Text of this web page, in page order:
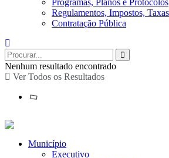
Programas, Planos e Protocolos
Regulamentos, Impostos,
Contratação Pública
Nenhum resultado encontrado
Ver Todos os Resultados
Município
Executivo